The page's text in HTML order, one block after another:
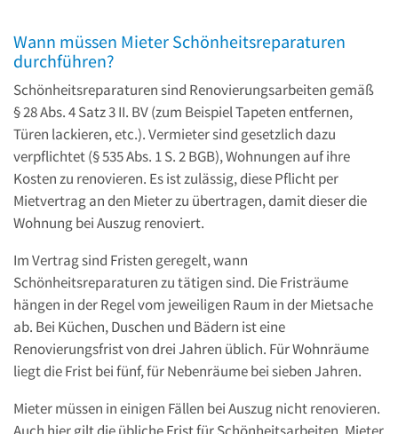
Wann müssen Mieter Schönheitsreparaturen
durchführen?
Schönheitsreparaturen sind Renovierungsarbeiten gemäß
§ 28 Abs. 4 Satz 3 II. BV (zum Beispiel Tapeten entfernen,
Türen lackieren, etc.). Vermieter sind gesetzlich dazu
verpflichtet (§ 535 Abs. 1 S. 2 BGB), Wohnungen auf ihre
Kosten zu renovieren. Es ist zulässig, diese Pflicht per
Mietvertrag an den Mieter zu übertragen, damit dieser die
Wohnung bei Auszug renoviert.
Im Vertrag sind Fristen geregelt, wann
Schönheitsreparaturen zu tätigen sind. Die Fristräume
hängen in der Regel vom jeweiligen Raum in der Mietsache
ab. Bei Küchen, Duschen und Bädern ist eine
Renovierungsfrist von drei Jahren üblich. Für Wohnräume
liegt die Frist bei fünf, für Nebenräume bei sieben Jahren.
Mieter müssen in einigen Fällen bei Auszug nicht renovieren.
Auch hier gilt die übliche Frist für Schönheitsarbeiten. Mieter